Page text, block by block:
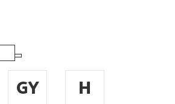
GY
H